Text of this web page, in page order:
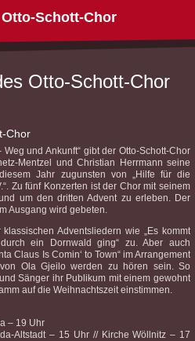
Otto-Schott-Chor
Otto-Schott-Chor
Chor
und Ankunft“ gibt der Otto-Schott-Chor
Mentzel und Christian Herrmann seine
Jahr zugunsten von „Hilfe für die
Zu fünf Konzerten ist der Chor mit seinem
um den dritten Advent zu erleben. Der
Ausgang wird gebeten.
Adventsliedern wie „Es kommt
ein Dornwald ging“ zu. Aber auch
Claus Is Comin‘ to Town“ im Arrangement
Ola Gjeilo werden zu hören sein. So
Sänger ihr Publikum mit einem gewohnt
auf die Weihnachtszeit einstimmen.
– 19 Uhr
Altstadt – 15 Uhr // Kirche Wöllnitz – 17